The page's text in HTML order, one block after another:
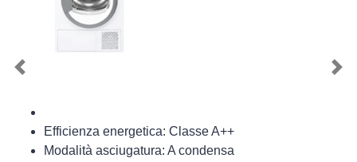
Efficienza energetica: Classe A++
Modalità asciugatura: A condensa
Previous